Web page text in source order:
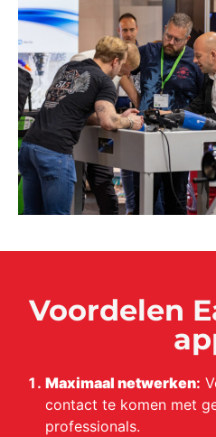
Voordelen
Maximaal netwerken:
contact te komen met
professionals.